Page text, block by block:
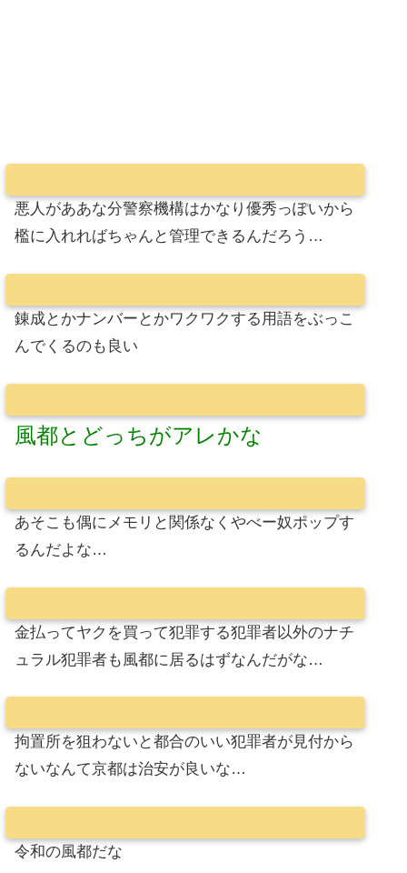
悪人がああな分警察機構はかなり優秀っぽいから
檻に入れればちゃんと管理できるんだろう…
錬成とかナンバーとかワクワクする用語をぶっこ
んでくるのも良い
風都とどっちがアレかな
あそこも偶にメモリと関係なくやべー奴ポップす
るんだよな…
金払ってヤクを買って犯罪する犯罪者以外のナチ
ュラル犯罪者も風都に居るはずなんだがな…
拘置所を狙わないと都合のいい犯罪者が見付から
ないなんて京都は治安が良いな…
令和の風都だな